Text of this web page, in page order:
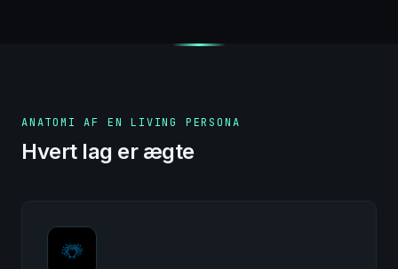
ANATOMI AF EN LIVING PERSONA
Hvert lag er ægte